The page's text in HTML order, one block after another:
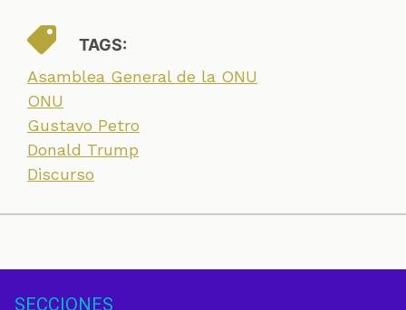
TAGS:
Asamblea General de la ONU
ONU
Gustavo Petro
Donald Trump
Discurso
SECCIONES